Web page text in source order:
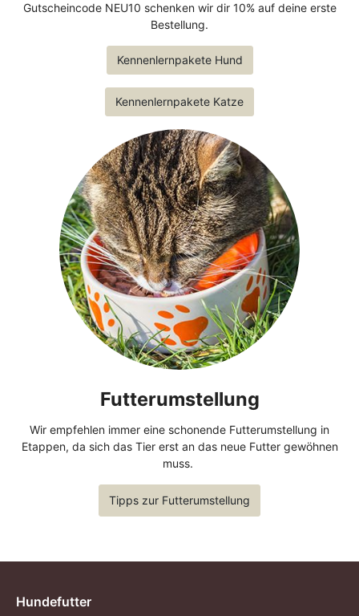
Gutscheincode NEU10 schenken wir dir 10% auf deine erste
Bestellung.
Kennenlernpakete Hund
Kennenlernpakete Katze
Futterumstellung
Wir empfehlen immer eine schonende Futterumstellung in
Etappen, da sich das Tier erst an das neue Futter gewöhnen
muss.
Tipps zur Futterumstellung
Hundefutter